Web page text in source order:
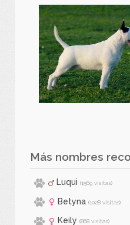
Más nombres
Luqui (1569 visitas)
Betyna (1028 visitas)
Keily (868 visitas)